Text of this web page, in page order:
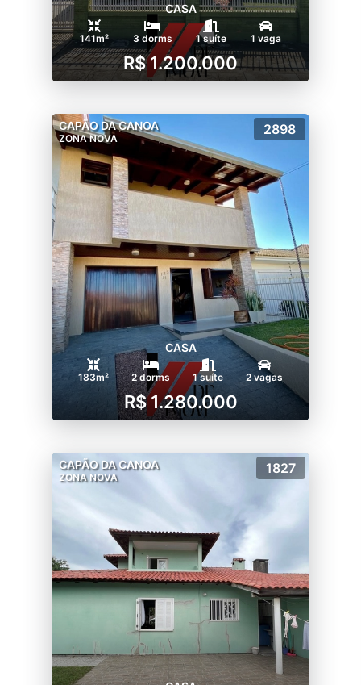
CASA
141m² 3 dorms 1 suíte 1 vaga
R$ 1.200.000
CAPÃO DA CANOA
ZONA NOVA
2898
CASA
183m² 2 dorms 1 suíte 2 vagas
R$ 1.280.000
CAPÃO DA CANOA
ZONA NOVA
1827